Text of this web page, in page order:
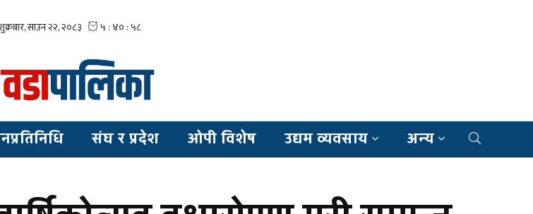
संघ र प्रदेश ओपी विशेष उद्यम व्यवसाय अन्य